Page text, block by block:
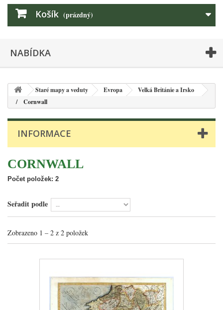
Košík (prázdný)
NABÍDKA
Staré mapy a veduty Evropa
Velká Británie a Irsko
Cornwall
INFORMACE
CORNWALL
Počet položek: 2
Seřadit podle
Zobrazeno 1 – 2 z 2 položek